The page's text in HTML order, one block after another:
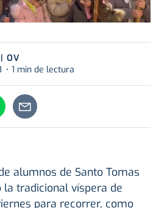
OV
1 min de lectura
alumnos de Santo Tomas
la tradicional víspera de
para recorrer, como